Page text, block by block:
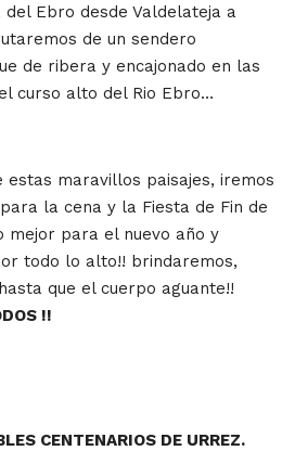
Ebro desde Valdelateja a
de un sendero
de ribera y encajonado en las
curso alto del Rio Ebro…
estas maravillos paisajes, iremos
la cena y la Fiesta de Fin de
mejor para el nuevo año y
todo lo alto!! brindaremos,
que el cuerpo aguante!!
!!
CENTENARIOS DE URREZ.